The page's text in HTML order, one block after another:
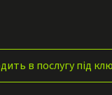
в послугу під